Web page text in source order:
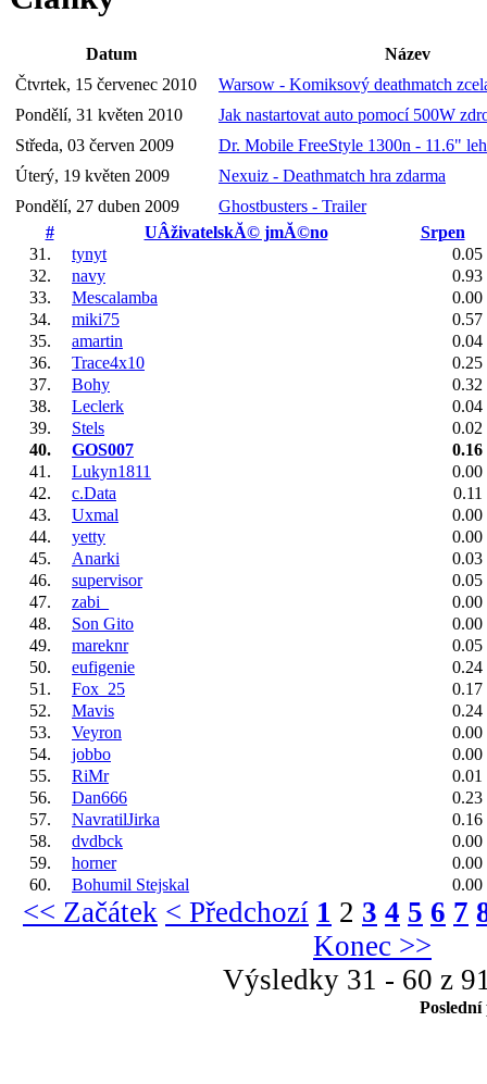
Datum
Název
Čtvrtek, 15 červenec 2010
Warsow - Komiksový deathmatch
Pondělí, 31 květen 2010
Jak nastartovat auto pomocí 500W
Středa, 03 červen 2009
Dr. Mobile FreeStyle 1300n - 11.6"
Úterý, 19 květen 2009
Nexuiz - Deathmatch hra zdarma
Pondělí, 27 duben 2009
Ghostbusters - Trailer
#
UÂživatelskĂ© jmĂ©no
Srpen
31.
tynyt
0.05
32.
navy
0.93
33.
Mescalamba
0.00
34.
miki75
0.57
35.
amartin
0.04
36.
Trace4x10
0.25
37.
Bohy
0.32
38.
Leclerk
0.04
39.
Stels
0.02
40.
GOS007
0.16
41.
Lukyn1811
0.00
42.
c.Data
0.11
43.
Uxmal
0.00
44.
yetty
0.00
45.
Anarki
0.03
46.
supervisor
0.05
47.
zabi_
0.00
48.
Son Gito
0.00
49.
mareknr
0.05
50.
eufigenie
0.24
51.
Fox_25
0.17
52.
Mavis
0.24
53.
Veyron
0.00
54.
jobbo
0.00
55.
RiMr
0.01
56.
Dan666
0.23
57.
NavratilJirka
0.16
58.
dvdbck
0.00
59.
horner
0.00
60.
Bohumil Stejskal 0.00
<< Začátek < Předchozí 1 2 3 4 5 6 7
Konec >>
Výsledky 31 - 60 z